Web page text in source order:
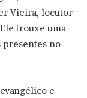
Vieira, locutor
trouxe uma
presentes no
e